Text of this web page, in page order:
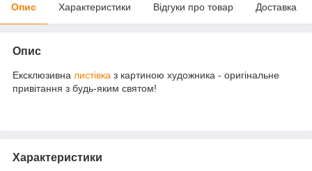
Опис Характеристики Відгуки про товар Доставка
Опис
Ексклюзивна листівка з картиною художника - оригінальне
привітання з будь-яким святом!
Характеристики